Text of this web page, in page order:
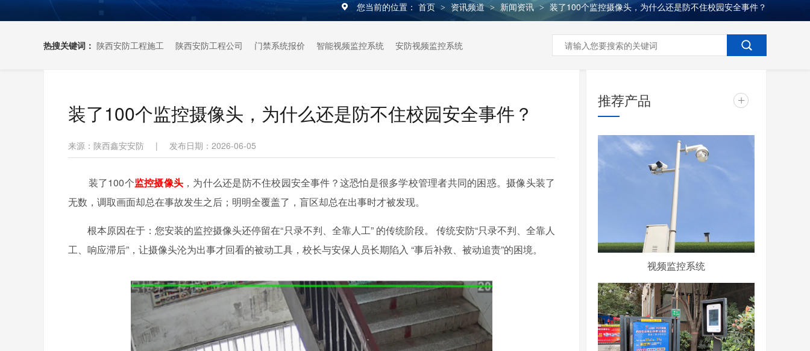
您当前的位置： 首页 > 资讯频道 > 新闻资讯 > 装了100个监控摄像头，为什么还是防不住校园安全事件？
热搜关键词： 陕西安防工程施工 陕西安防工程公司 门禁系统报价 智能视频监控系统 安防视频监控系统
装了100个监控摄像头，为什么还是防不住校园安全事件？
来源：陕西鑫安安防 | 发布日期：2026-06-05
装了100个监控摄像头 ，为什么还是防不住校园安全事件？这恐怕是很多学校管理者共同的困惑。摄像头装了
无数，调取画面却总在事故发生之后；明明全覆盖了，盲区却总在出事时才被发现。
根本原因在于：您安装的监控摄像头还停留在“只录不判、全靠人工” 的传统阶段。 传统安防“只录不判、全靠人
工、响应滞后”，让摄像头沦为出事才回看的被动工具，校长与安保人员长期陷入 “事后补救、被动追责”的困境。
推荐产品 +
视频监控系统